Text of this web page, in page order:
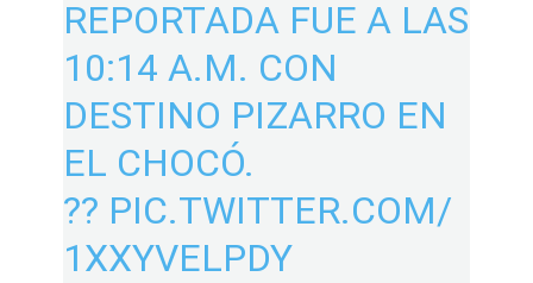
REPORTADA FUE A LAS
10:14 A.M. CON
DESTINO PIZARRO EN
EL CHOCÓ.
?? PIC.TWITTER.COM/
1XXYVELPDY